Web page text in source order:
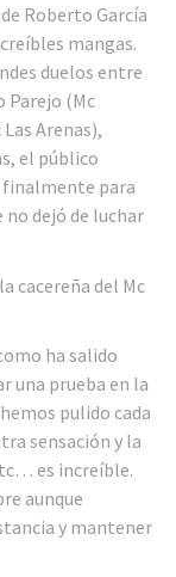
Roberto García
mangas.
duelos entre
Parejo (Mc
Arenas),
el público
para
no dejó de luchar
cacereña del Mc
ha salido
una prueba en la
pulido cada
sensación y la
es increíble.
aunque
y mantener